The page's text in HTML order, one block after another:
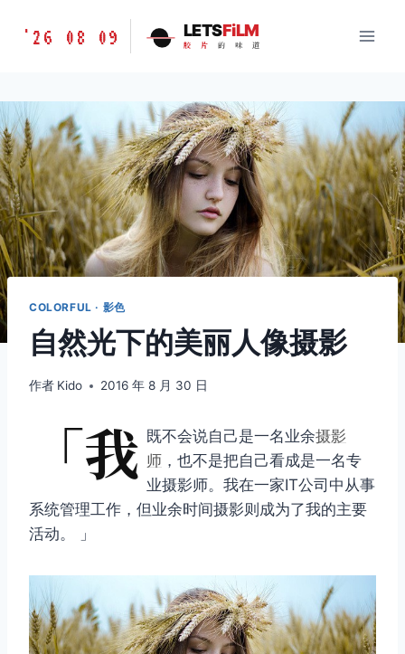
胶
味
道
LETSFILM
'26 08 09 LETSFiLM
胶 片 的 味 道
COLORFUL · 影色
自然光下的美丽人像摄影
作者 Kido 2016 年 8 月 30 日
「我 既不会说自己是一名业余摄影
师 ，也不是把自己看成是一名专
业摄影师。我在一家IT公司中从事
系统管理工作，但业余时间摄影则成为了我的主要
活动。 」